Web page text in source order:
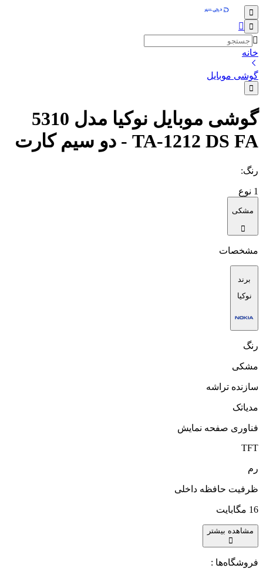
خانه
گوشی موبایل
گوشی موبایل نوکیا مدل 5310
TA-1212 DS FA - دو سیم‌ کارت
رنگ:
1 نوع
مشکی
مشخصات
برند
نوکیا
رنگ
مشکی
سازنده تراشه
مدیاتک
فناوری صفحه‌ نمایش
TFT
رم
ظرفیت حافظه داخلی
16 مگابایت
مشاهده بیشتر
فروشگاه‌ها :